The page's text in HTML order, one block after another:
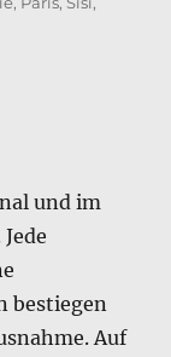
und im
bestiegen
Auf